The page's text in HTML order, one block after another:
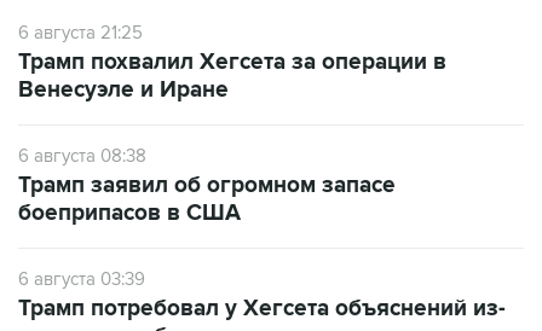
6 августа 21:25
Трамп похвалил Хегсета за операции в
Венесуэле и Иране
6 августа 08:38
Трамп заявил об огромном запасе
боеприпасов в США
6 августа 03:39
Трамп потребовал у Хегсета объяснений из-